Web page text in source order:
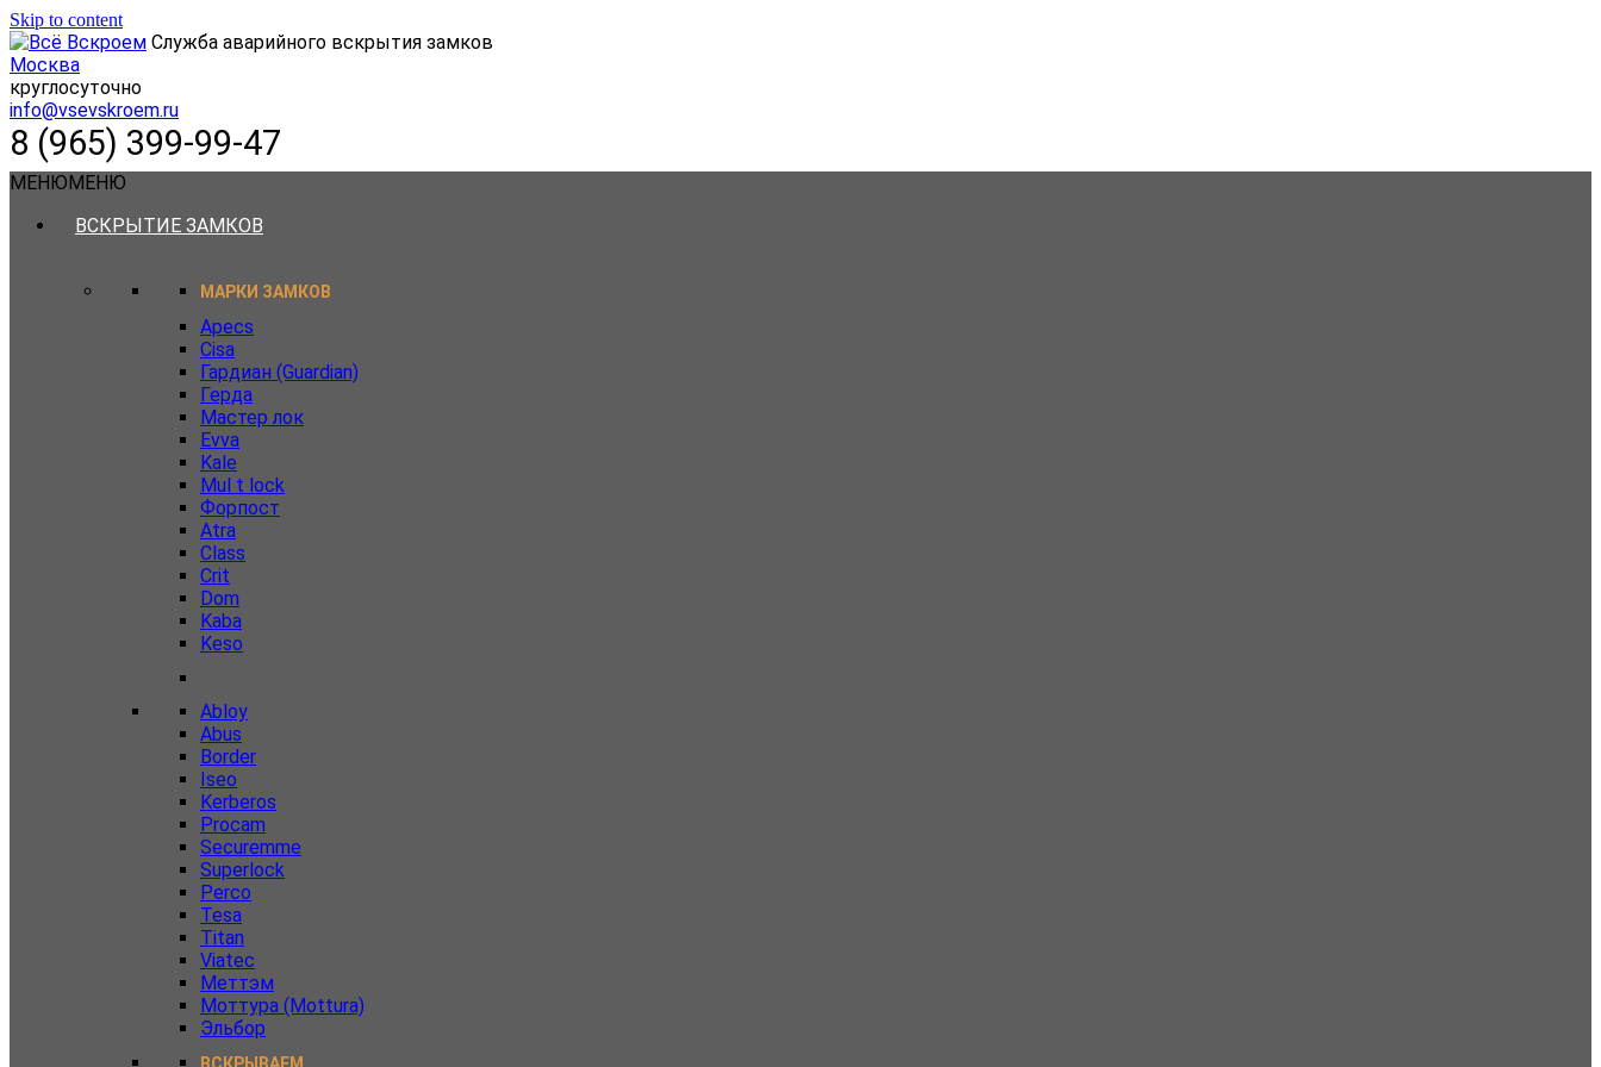
Skip to content
Служба аварийного вскрытия замков
Москва
круглосуточно
info@vsevskroem.ru
8 (965) 399-99-47
МЕНЮМЕНЮ
ВСКРЫТИЕ ЗАМКОВ
МАРКИ ЗАМКОВ
Apecs
Cisa
Гардиан (Guardian)
Герда
Мастер лок
Evva
Kale
Mul t lock
Форпост
Atra
Class
Crit
Dom
Kaba
Keso
Abloy
Abus
Border
Iseo
Kerberos
Procam
Securemme
Superlock
Perco
Tesa
Titan
Viatec
Меттэм
Моттура (Mottura)
Эльбор